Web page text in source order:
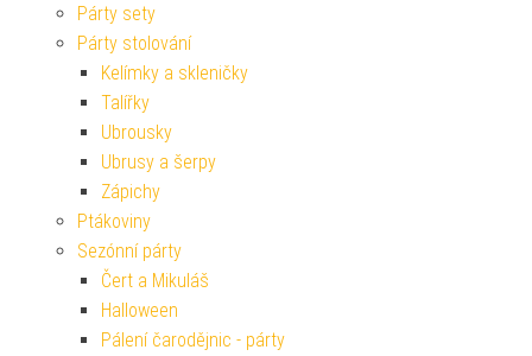
Párty sety
Párty stolování
Kelímky a skleničky
Talířky
Ubrousky
Ubrusy a šerpy
Zápichy
Ptákoviny
Sezónní párty
Čert a Mikuláš
Halloween
Pálení čarodějnic - párty